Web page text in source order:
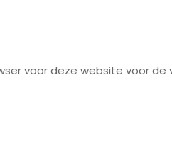
voor deze website voor de